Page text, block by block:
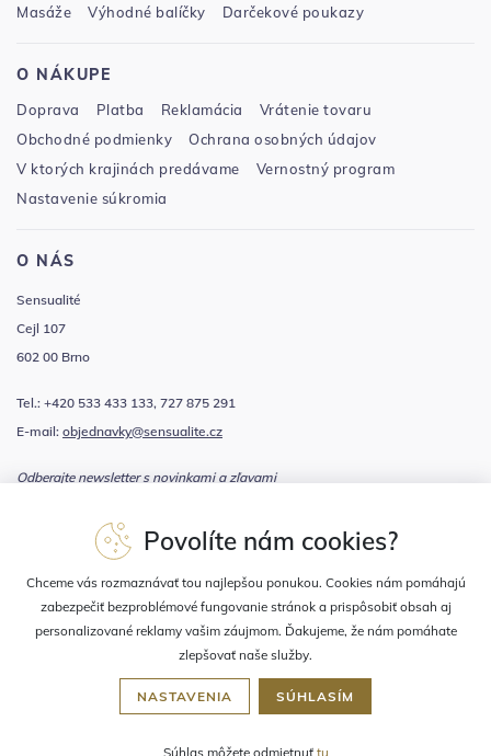
Masáže
Výhodné balíčky Darčekové poukazy
O NÁKUPE
Doprava Platba Reklamácia
Vrátenie tovaru
Obchodné podmienky
Ochrana osobných údajov
V ktorých krajinách predávame
Vernostný program
Nastavenie súkromia
O NÁS
Sensualité
Cejl 107
602 00 Brno
Tel.: +420 533 433 133, 727 875 291
E-mail: objednavky@sensualite.cz
Odberajte newsletter s novinkami a zľavami
Súhlasím sa spracovaním osobných údajov
BK Kosmetika, s.r.o.
Povolíte nám cookies?
Chceme vás rozmaznávať tou najlepšou ponukou. Cookies nám pomáhajú
zabezpečiť bezproblémové fungovanie stránok a prispôsobiť obsah aj
personalizované reklamy vašim záujmom. Ďakujeme, že nám pomáhate
zlepšovať naše služby.
NASTAVENIA SÚHLASÍM
Súhlas môžete odmietnuť tu